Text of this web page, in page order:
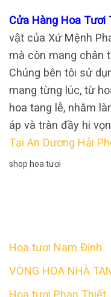
Cửa Hàng Hoa Tươi
vật của Xứ Mệnh
mà còn mang chân
Chúng bên tôi sử
mang từng lúc, từ
hoa tang lễ, nhằm
áp và tràn đầy hi
Tại An Dương Hải
shop hoa tươi
Hoa tươi Nam Định
VÒNG HOA NHÀ
Hoa tươi Phan Thiết